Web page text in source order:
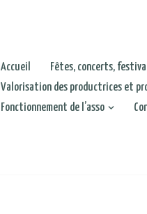
Accueil Fêtes, concerts,
Valorisation des productrices et
Fonctionnement de l’asso